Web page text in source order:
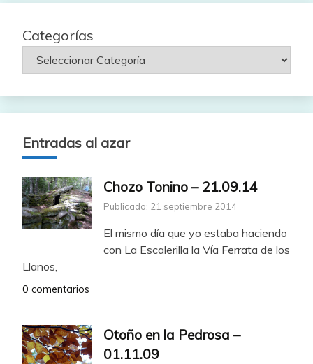
Categorías
Entradas al azar
Chozo Tonino – 21.09.14
Publicado: 21 septiembre 2014
El mismo día que yo estaba haciendo
con La Escalerilla la Vía Ferrata de los
Llanos,
0 comentarios
Otoño en la Pedrosa –
01.11.09